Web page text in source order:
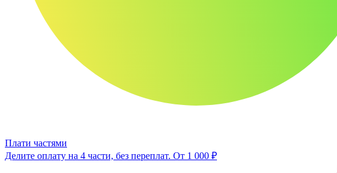
Плати частями
Делите оплату на 4 части, без переплат. От 1 000 ₽